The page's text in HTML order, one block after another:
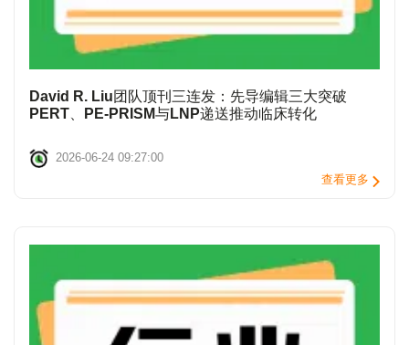
David R. Liu团队顶刊三连发：先导编辑三大突破
PERT、PE-PRISM与LNP递送推动临床转化
2026-06-24 09:27:00
查看更多